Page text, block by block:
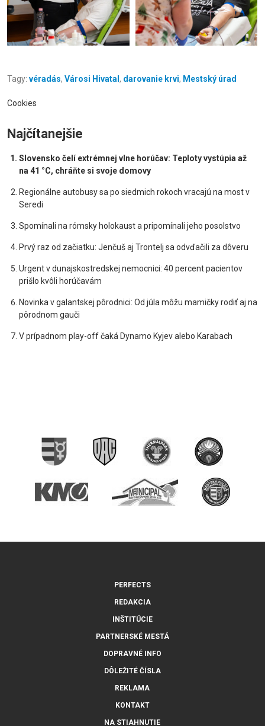
Tagy: véradás, Városi Hivatal , darovanie krvi, Mestský úrad
Cookies
Najčítanejšie
Slovensko čelí extrémnej vlne horúčav: Teploty vystúpia až
na 41 °C, chráňte si svoje domovy
Regionálne autobusy sa po siedmich rokoch vracajú na most v
Seredi
Spomínali na rómsky holokaust a pripomínali jeho posolstvo
Prvý raz od začiatku: Jenčuš aj Trontelj sa odvďačili za dôveru
Urgent v dunajskostredskej nemocnici: 40 percent pacientov
prišlo kvôli horúčavám
Novinka v galantskej pôrodnici: Od júla môžu mamičky rodiť aj na
pôrodnom gauči
V prípadnom play-off čaká Dynamo Kyjev alebo Karabach
PERFECTS
REDAKCIA
INŠTITÚCIE
PARTNERSKÉ MESTÁ
DOPRAVNÉ INFO
DÔLEŽITÉ ČÍSLA
REKLAMA
KONTAKT
NA STIAHNUTIE